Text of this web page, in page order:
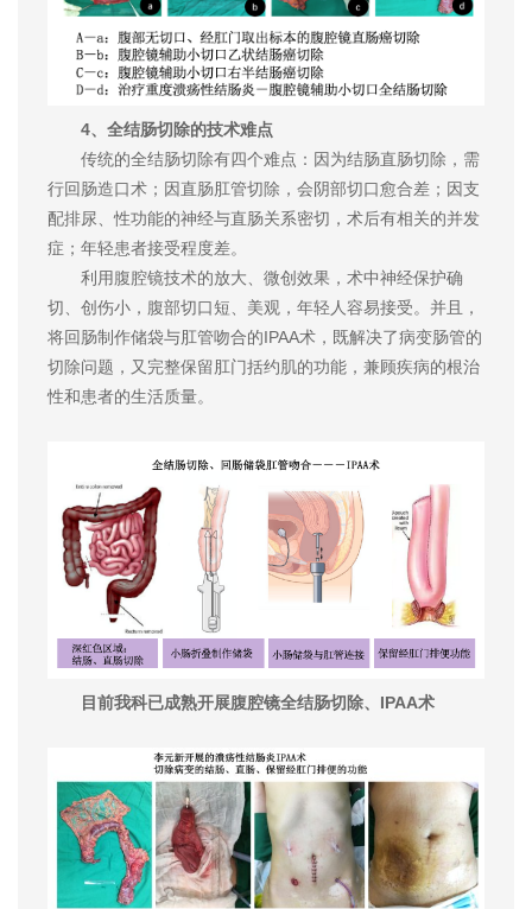
4、全结肠切除的技术难点
传统的全结肠切除有四个难点：因为结肠直肠切除，需
行回肠造口术；因直肠肛管切除，会阴部切口愈合差；因支
配排尿、性功能的神经与直肠关系密切，术后有相关的并发
症；年轻患者接受程度差。
利用腹腔镜技术的放大、微创效果，术中神经保护确
切、创伤小，腹部切口短、美观，年轻人容易接受。并且，
将回肠制作储袋与肛管吻合的IPAA术，既解决了病变肠管的
切除问题，又完整保留肛门括约肌的功能，兼顾疾病的根治
性和患者的生活质量。
目前我科已成熟开展腹腔镜全结肠切除、IPAA术